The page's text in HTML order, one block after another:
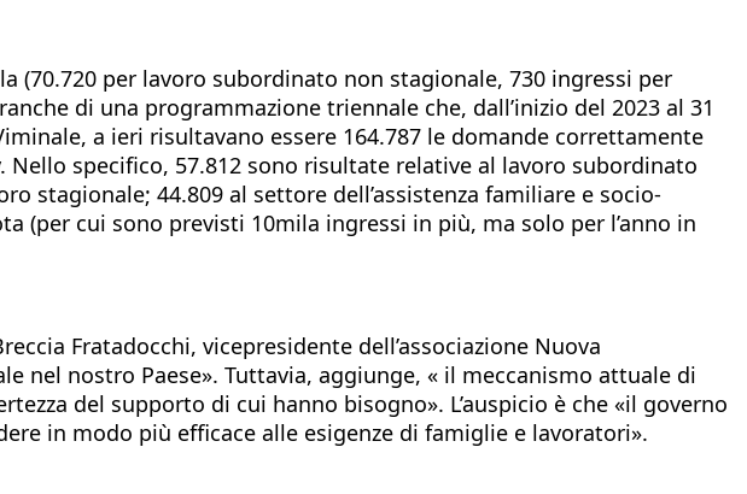
(70.720 per lavoro subordinato non stagionale, 730 ingressi per
di una programmazione triennale che, dall’inizio del 2023 al 31
a ieri risultavano essere 164.787 le domande correttamente
specifico, 57.812 sono risultate relative al lavoro subordinato
stagionale; 44.809 al settore dell’assistenza familiare e socio-
(per cui sono previsti 10mila ingressi in più, ma solo per l’anno in
Fratadocchi, vicepresidente dell’associazione Nuova
nel nostro Paese». Tuttavia, aggiunge, « il meccanismo attuale di
del supporto di cui hanno bisogno». L’auspicio è che «il governo
in modo più efficace alle esigenze di famiglie e lavoratori».